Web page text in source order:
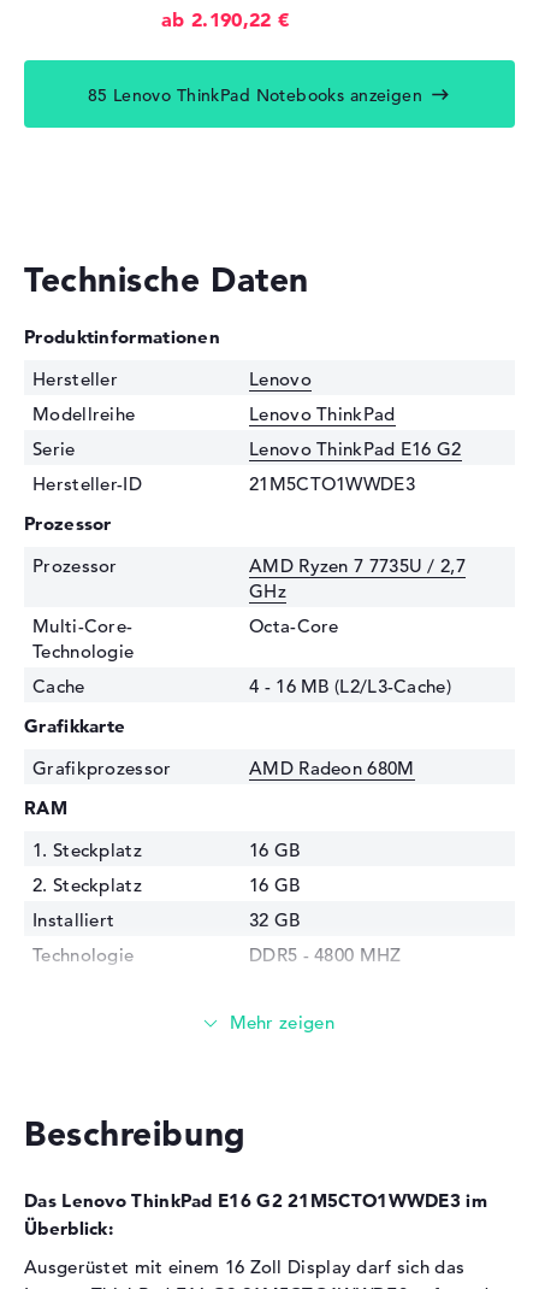
ab 2.190,22 €
85 Lenovo ThinkPad Notebooks anzeigen
Technische Daten
Produktinformationen
Hersteller
Lenovo
Modellreihe
Lenovo ThinkPad
Serie
Lenovo ThinkPad E16 G2
Hersteller-ID
21M5CTO1WWDE3
Prozessor
Prozessor
AMD Ryzen 7 7735U / 2,7
GHz
Multi-Core-
Technologie
Octa-Core
Cache
4 - 16 MB (L2/L3-Cache)
Grafikkarte
Grafikprozessor
AMD Radeon 680M
RAM
1. Steckplatz
16 GB
2. Steckplatz
16 GB
Installiert
32 GB
Technologie
DDR5 - 4800 MHZ
1 TB SSD
Display
Display-Typ
Max. Auflösung
1920 x 1200
Beschreibung
Das Lenovo ThinkPad E16 G2 21M5CTO1WWDE3 im
Überblick:
Ausgerüstet mit einem 16 Zoll Display darf sich das